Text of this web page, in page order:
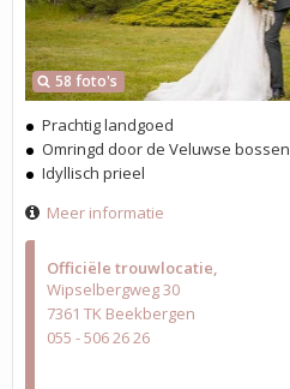
Officiële trouwlocatie
Wipselbergweg 30
7361 TK Beekbergen
055 - 506 26 26
58 foto's
Prachtig landgoed
Omringd door de Veluwse bossen
Idyllisch prieel
Meer informatie